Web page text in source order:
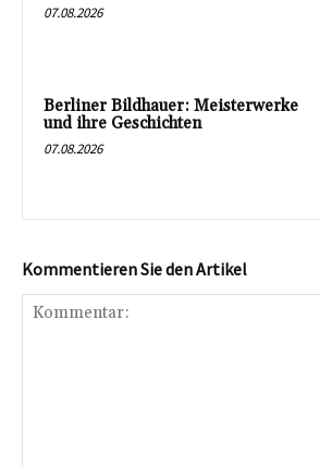
07.08.2026
Berliner Bildhauer: Meisterwerke
und ihre Geschichten
07.08.2026
Kommentieren Sie den Artikel